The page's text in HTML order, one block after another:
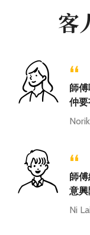
客
“
師
仲
“
師
意
Ni Lai